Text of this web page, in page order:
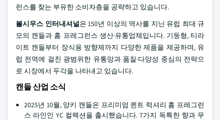
런스를 찾는 부유한 소비자층을 공략하고 있습니다.
볼시우스 인터내셔널은 150년 이상의 역사를 지닌 유럽 최대 규
모의 캔들과 홈 프레그런스 생산·유통업체입니다. 기둥형, 티라
이트 캔들부터 장식용 방향제까지 다양한 제품을 제공하며, 유
럽 전역에 걸친 광범위한 유통망과 품질·다양성 중심의 전략으
로 시장에서 두각을 나타내고 있습니다.
캔들 산업 소식
2025년 10월, 양키 캔들은 프리미엄 퀸트 럭셔리 홈 프레그런
스 라인인 YC 컬렉션을 출시했습니다. 7가지 독특한 향과 무